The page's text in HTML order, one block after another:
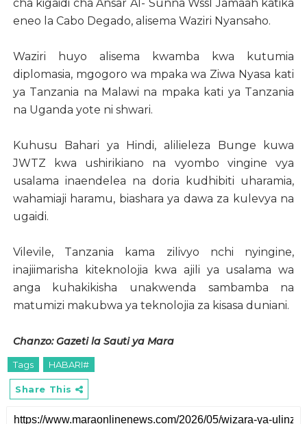
cha kigaidi cha Ansar Al- Sunna Wssl Jamaah katika
eneo la Cabo Degado, alisema Waziri Nyansaho.
Waziri huyo alisema kwamba kwa kutumia
diplomasia, mgogoro wa mpaka wa Ziwa Nyasa kati
ya Tanzania na Malawi na mpaka kati ya Tanzania
na Uganda yote ni shwari.
Kuhusu Bahari ya Hindi, alilieleza Bunge kuwa
JWTZ kwa ushirikiano na vyombo vingine vya
usalama inaendelea na doria kudhibiti uharamia,
wahamiaji haramu, biashara ya dawa za kulevya na
ugaidi.
Vilevile, Tanzania kama zilivyo nchi nyingine,
inajiimarisha kiteknolojia kwa ajili ya usalama wa
anga kuhakikisha unakwenda sambamba na
matumizi makubwa ya teknolojia za kisasa duniani.
Chanzo: Gazeti la Sauti ya Mara
Tags HABARI#
Share This